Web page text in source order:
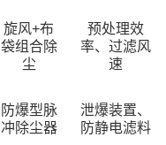
旋风+布
袋组合除
尘
预处理效
率、过滤风
速
防爆型脉
冲除尘器
泄爆装置、
防静电滤料